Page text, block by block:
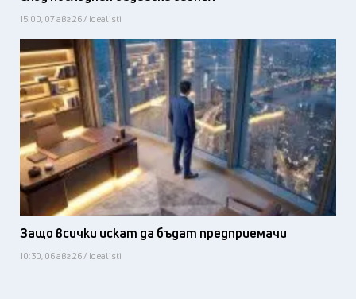
15:00, 07 авг 26 / Idealisti
Защо всички искат да бъдат предприемачи
10:30, 06 авг 26 / Idealisti